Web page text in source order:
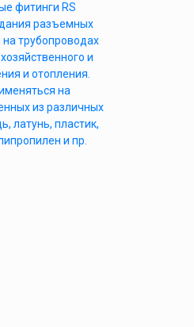
фитинги RS
разъемных
трубопроводах
и
и отопления.
на
из различных
латунь, пластик,
и пр.